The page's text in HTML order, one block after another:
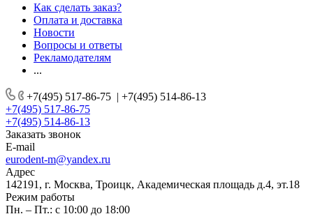
Как сделать заказ?
Оплата и доставка
Новости
Вопросы и ответы
Рекламодателям
...
+7(495) 517-86-75 | +7(495) 514-86-13
+7(495) 517-86-75
+7(495) 514-86-13
Заказать звонок
E-mail
eurodent-m@yandex.ru
Адрес
142191, г. Москва, Троицк, Академическая площадь д.4, эт.18
Режим работы
Пн. – Пт.: с 10:00 до 18:00